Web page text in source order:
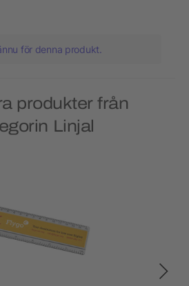
för denna produkt.
produkter från
Linjal